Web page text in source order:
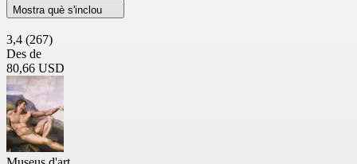
Mostra què s'inclou
3,4 (267)
Des de
80,66 USD